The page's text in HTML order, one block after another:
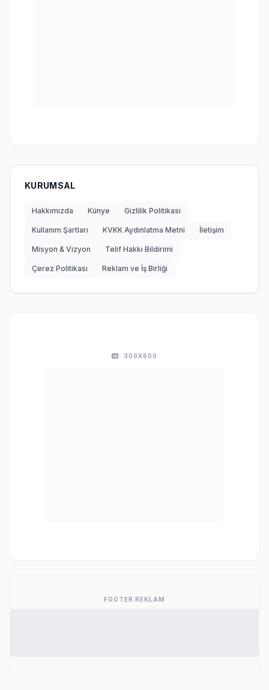
KURUMSAL
Hakkımızda Künye Gizlilik Politikası
Kullanım Şartları KVKK Aydınlatma Metni İletişim
Misyon & Vizyon Telif Hakkı Bildirimi
Çerez Politikası Reklam ve İş Birliği
300X600
FOOTER REKLAM